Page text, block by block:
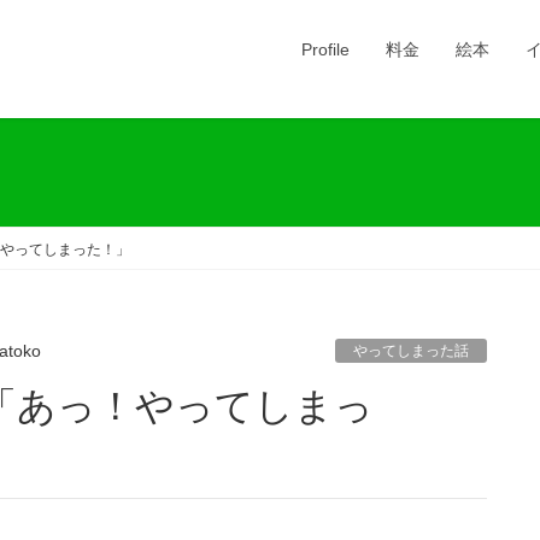
Profile 料金 絵本
ってしまった！」
やってしまった話